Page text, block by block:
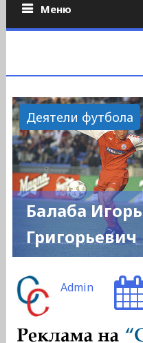
Меню
Деятели футбола
Балаба Игорь
Григорьевич
Admin